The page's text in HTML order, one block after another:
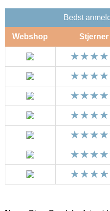
Bedst
Webshop Stjerner